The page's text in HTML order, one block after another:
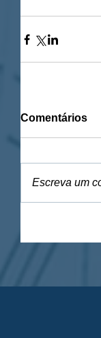
Comentários
Escreva um